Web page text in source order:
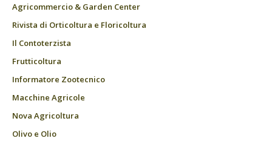
Agricommercio & Garden Center
Rivista di Orticoltura e Floricoltura
Il Contoterzista
Frutticoltura
Informatore Zootecnico
Macchine Agricole
Nova Agricoltura
Olivo e Olio